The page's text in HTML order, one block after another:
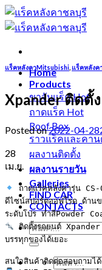
Skip
to
content
Home
Products
ขาจับแร็ค
ถาดแร็ค
Roof Box
ราวแร็คและคา
ผลงานติดตั้ง
ผลงานรายวัน
Galleries
FIND CAR
CONTACTS
แร็คหลังคาMitsubishi แร็คหลังค
Xpander ติดตั้
Posted on2022-04-28
28
เม.ย.
ถาดแร็คหลังคารุ่น
ดีไซน์สปอร์ตออฟโรด ด้านข
ติดตั้งรถยนต์ Xpander
บรรทุกของได้เยอะ